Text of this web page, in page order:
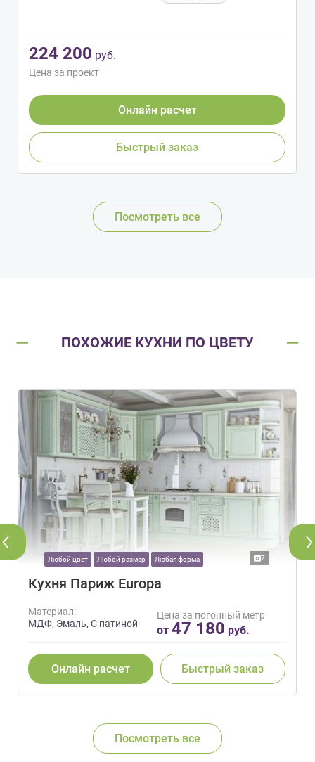
224 200 руб.
Цена за проект
Онлайн расчет
Быстрый заказ
Посмотреть все
ПОХОЖИЕ КУХНИ ПО ЦВЕТУ
Любой цвет Любой размер Любая форма 7
Кухня Париж Europa
Материал:
МДФ, Эмаль, С патиной
Цена за погонный метр
от 47 180 руб.
Онлайн расчет Быстрый заказ
Посмотреть все